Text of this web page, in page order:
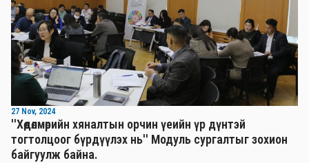
27 Nov, 2024
''Хөдөлмөрийн хяналтын орчин үеийн үр дүнтэй
тогтолцоог бүрдүүлэх нь'' Mодуль сургалтыг зохион
байгуулж байна.